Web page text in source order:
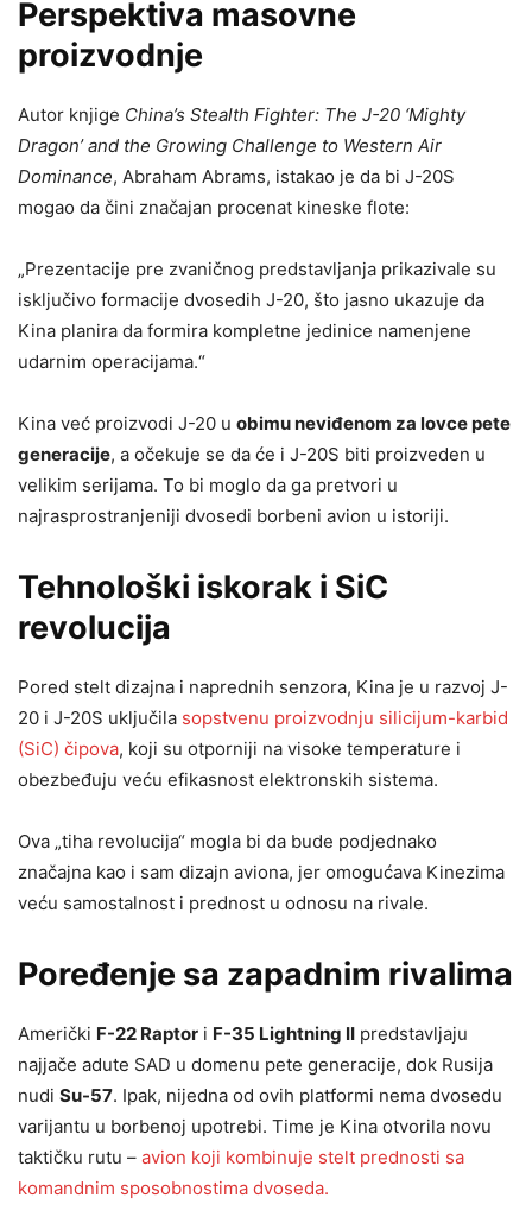
Perspektiva masovne
proizvodnje
Autor knjige China’s Stealth Fighter: The J-20 ‘Mighty
Dragon’ and the Growing Challenge to Western Air
Dominance, Abraham Abrams, istakao je da bi J-20S
mogao da čini značajan procenat kineske flote:
„Prezentacije pre zvaničnog predstavljanja prikazivale su
isključivo formacije dvosedih J-20, što jasno ukazuje da
Kina planira da formira kompletne jedinice namenjene
udarnim operacijama.“
Kina već proizvodi J-20 u obimu neviđenom za lovce pete
generacije, a očekuje se da će i J-20S biti proizveden u
velikim serijama. To bi moglo da ga pretvori u
najrasprostranjeniji dvosedi borbeni avion u istoriji.
Tehnološki iskorak i SiC
revolucija
Pored stelt dizajna i naprednih senzora, Kina je u razvoj J-
20 i J-20S uključila sopstvenu proizvodnju silicijum-karbid
(SiC) čipova, koji su otporniji na visoke temperature i
obezbeđuju veću efikasnost elektronskih sistema.
Ova „tiha revolucija“ mogla bi da bude podjednako
značajna kao i sam dizajn aviona, jer omogućava Kinezima
veću samostalnost i prednost u odnosu na rivale.
Poređenje sa zapadnim rivalima
Američki F-22 Raptor i F-35 Lightning II predstavljaju
najjače adute SAD u domenu pete generacije, dok Rusija
nudi Su-57. Ipak, nijedna od ovih platformi nema dvosedu
varijantu u borbenoj upotrebi. Time je Kina otvorila novu
taktičku rutu – avion koji kombinuje stelt prednosti sa
komandnim sposobnostima dvoseda.